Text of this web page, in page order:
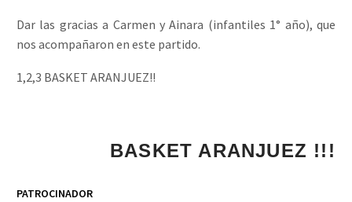
Dar las gracias a Carmen y Ainara (infantiles 1° año), que
nos acompañaron en este partido.
1,2,3 BASKET ARANJUEZ!!
BASKET
PATROCINADOR